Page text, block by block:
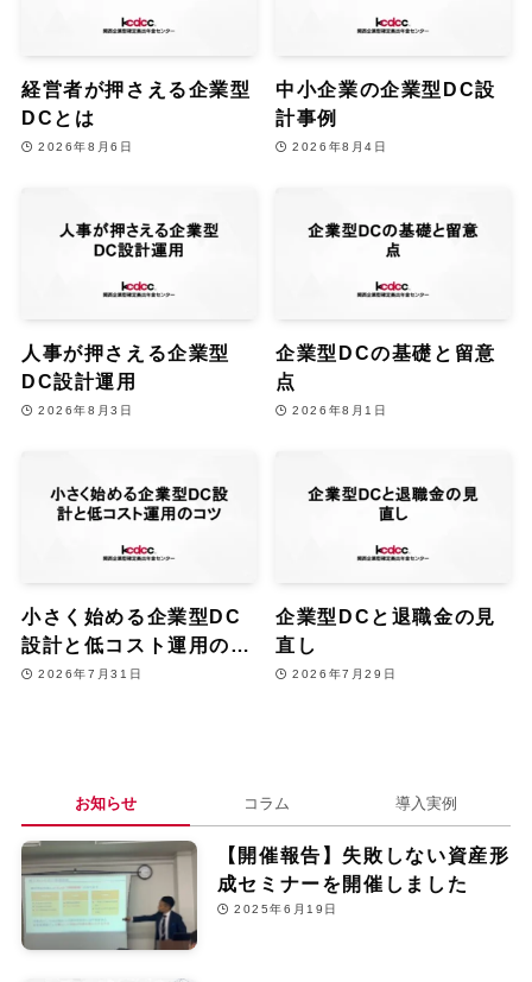
経営者が押さえる企業型
DCとは
2026年8月6日
中小企業の企業型DC設
計事例
2026年8月4日
人事が押さえる企業型
DC設計運用
2026年8月3日
企業型DCの基礎と留意
点
2026年8月1日
小さく始める企業型DC
設計と低コスト運用のコ
ツ2026年7月31日
企業型DCと退職金の見
直し
2026年7月29日
お知らせ コラム 導入実例
【開催報告】失敗しない資産形
成セミナーを開催しました
2025年6月19日